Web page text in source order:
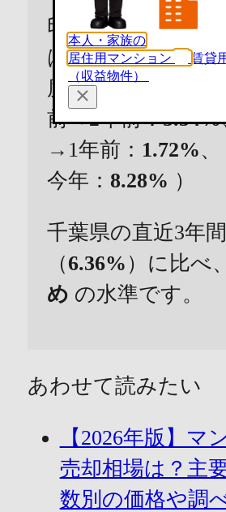
印西市のマンショ
は直近の3年間で
度上昇しています
前→2年前：5.34%
→1年前： 1.72%
今年： 8.28% ）
千葉県の直近3年
（6.36% ）に比べ、
め の水準です。
あわせて読みたい
【2026年版】マ
売却相場は？主
数別の価格や調
本人・家族の
居住用マンション
賃貸
（収益物件）